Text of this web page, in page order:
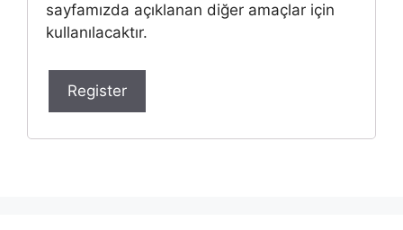
sayfamızda açıklanan diğer amaçlar için
kullanılacaktır.
Register